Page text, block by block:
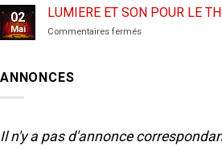
de
théâtre
amateur
02
Mai
LUMIERE ET SON POUR LE
Commentaires ferméssur
ANNONCES
Il n'y a pas d'annonce